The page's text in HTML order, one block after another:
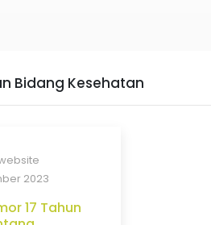
Bidang Kesehatan
2023
17 Tahun